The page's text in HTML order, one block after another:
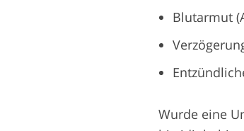
Blutarmut
Wurde eine